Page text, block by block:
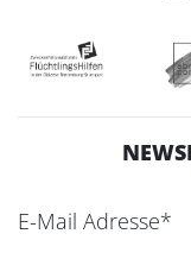
E-Mail Adresse*